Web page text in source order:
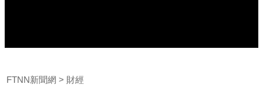
FTNN新聞網 財經